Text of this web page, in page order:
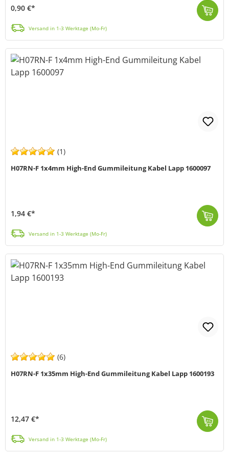
0,90 €*
Versand in 1-3 Werktage (Mo-Fr)
(1)
H07RN-F 1x4mm High-End Gummileitung Kabel Lapp 1600097
1,94 €*
Versand in 1-3 Werktage (Mo-Fr)
(6)
H07RN-F 1x35mm High-End Gummileitung Kabel Lapp 1600193
12,47 €*
Versand in 1-3 Werktage (Mo-Fr)